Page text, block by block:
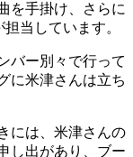
を手掛け、さらに
当しています。
バー別々で行って
に米津さんは立ち
には、米津さんの
し出があり、ブー